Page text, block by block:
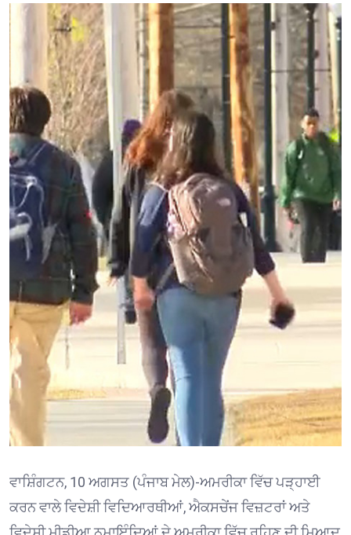
ਵਾਸ਼ਿੰਗਟਨ, 10 ਅਗਸਤ (ਪੰਜਾਬ ਮੇਲ)-ਅਮਰੀਕਾ ਵਿੱਚ ਪੜ੍ਹਾਈ
ਕਰਨ ਵਾਲੇ ਵਿਦੇਸ਼ੀ ਵਿਦਿਆਰਥੀਆਂ, ਐਕਸਚੇਂਜ ਵਿਜ਼ਟਰਾਂ ਅਤੇ